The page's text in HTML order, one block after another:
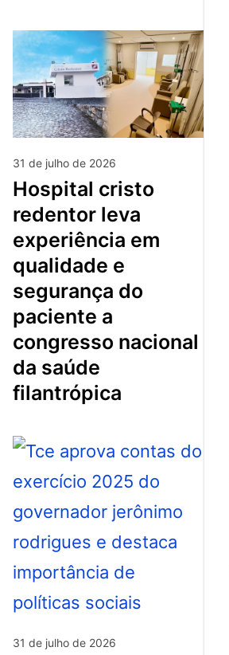
31 de julho de 2026
hospital cristo
redentor leva
experiência em
qualidade e
segurança do
paciente a
congresso nacional
da saúde
filantrópica
31 de julho de 2026